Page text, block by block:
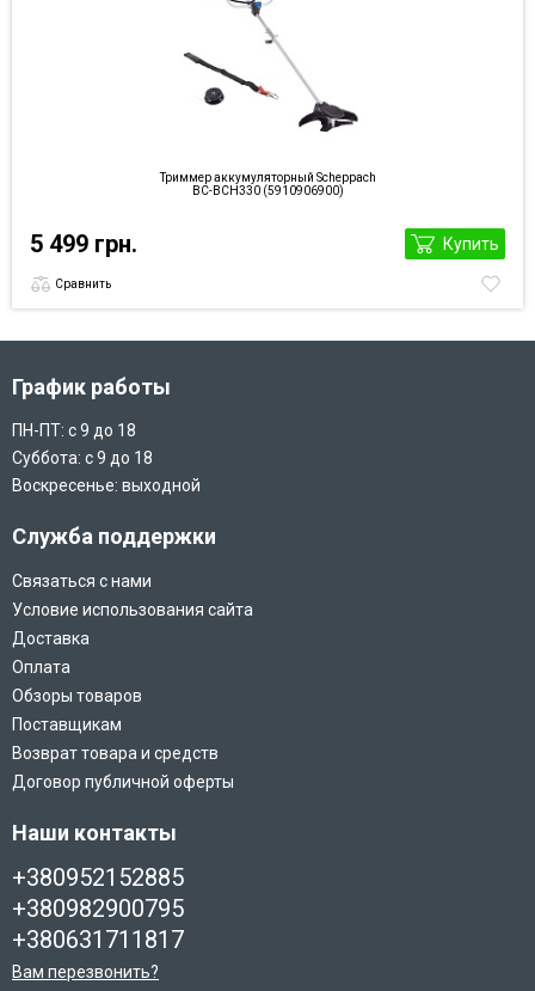
Триммер аккумуляторный Scheppach
BC-BCH330 (5910906900)
5 499 грн. Купить
Сравнить
График работы
ПН-ПТ: с 9 до 18
Суббота: с 9 до 18
Воскресенье: выходной
Служба поддержки
Связаться с нами
Условие использования сайта
Доставка
Оплата
Обзоры товаров
Поставщикам
Возврат товара и средств
Договор публичной оферты
Наши контакты
+380952152885
+380982900795
+380631711817
Вам перезвонить?